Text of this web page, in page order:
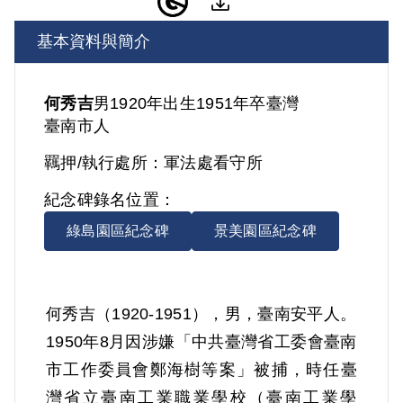
基本資料與簡介
何秀吉男1920年出生1951年卒臺灣
臺南市人
羈押/執行處所：軍法處看守所
紀念碑錄名位置：
綠島園區紀念碑 景美園區紀念碑
何秀吉（1920-1951），男，臺南安平人。
1950年8月因涉嫌「中共臺灣省工委會臺南
市工作委員會鄭海樹等案」被捕，時任臺
灣省立臺南工業職業學校（臺南工業學